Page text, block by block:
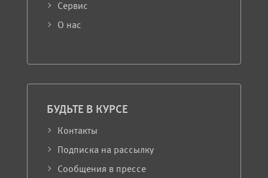
Сервис
О нас
БУДЬТЕ В КУРСЕ
Контакты
Подписка на рассылку
Сообщения в прессе